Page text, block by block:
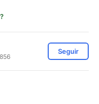
Seguir